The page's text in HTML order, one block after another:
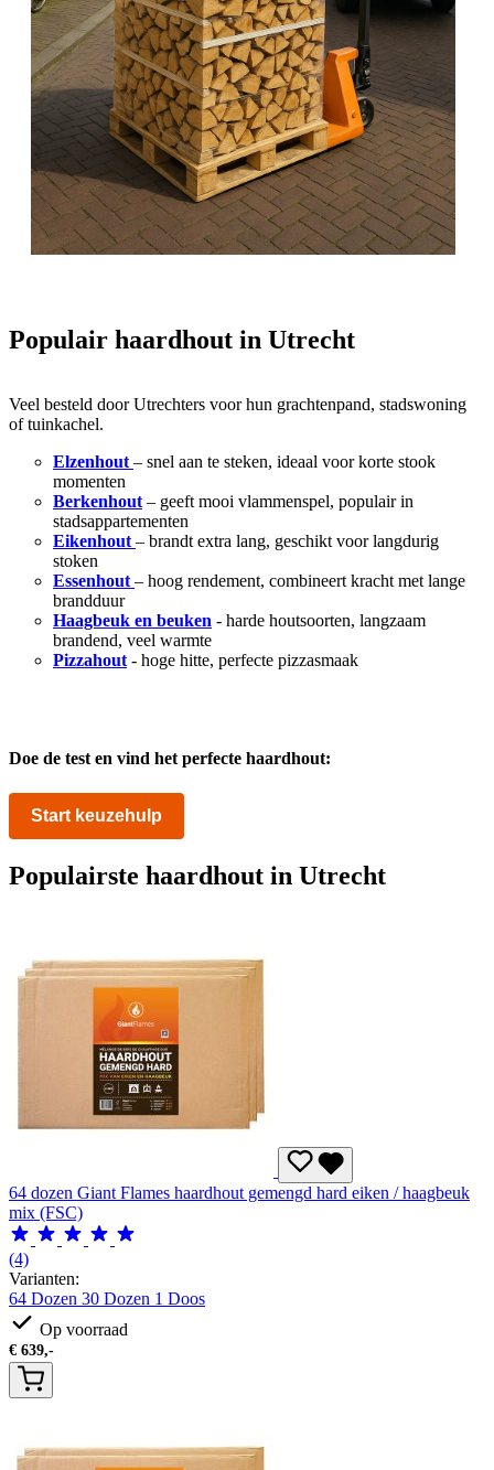
Populair haardhout in Utrecht
Veel besteld door Utrechters voor hun grachtenpand, stadswoning
of tuinkachel.
Elzenhout – snel aan te steken, ideaal voor korte stook
momenten
Berkenhout – geeft mooi vlammenspel, populair in
stadsappartementen
Eikenhout – brandt extra lang, geschikt voor langdurig
stoken
Essenhout – hoog rendement, combineert kracht met lange
brandduur
Haagbeuk en beuken - harde houtsoorten, langzaam
brandend, veel warmte
Pizzahout - hoge hitte, perfecte pizzasmaak
Doe de test en vind het perfecte haardhout:
Start keuzehulp
Populairste haardhout in Utrecht
64 dozen Giant Flames haardhout gemengd hard eiken / haagbeuk
mix (FSC)
(4)
Varianten:
64 Dozen 30 Dozen 1 Doos
Op voorraad
€ 639,-